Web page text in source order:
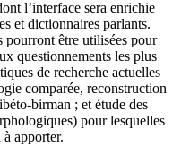
l’interface sera enrichie
et dictionnaires parlants.
pourront être utilisées pour
questionnements les plus
de recherche actuelles
comparée, reconstruction
birman ; et étude des
pour lesquelles
apporter.